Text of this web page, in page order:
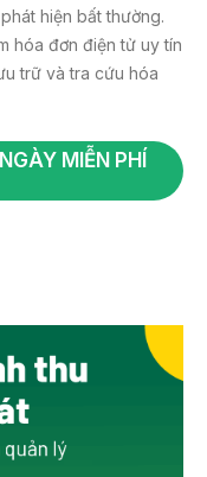
hiện bất thường.
hóa đơn điện tử uy tín
trữ và tra cứu hóa
MIỄN PHÍ